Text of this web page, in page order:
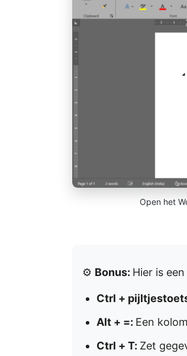
Open het
⚙️ Bonus: Hier is een
Ctrl +
Alt + =: Een
Ctrl + T: Zet